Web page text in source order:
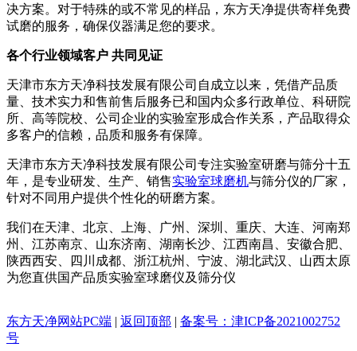
决方案。对于特殊的或不常见的样品，东方天净提供寄样免费
试磨的服务，确保仪器满足您的要求。
各个行业领域客户 共同见证
天津市东方天净科技发展有限公司自成立以来，凭借产品质
量、技术实力和售前售后服务已和国内众多行政单位、科研院
所、高等院校、公司企业的实验室形成合作关系，产品取得众
多客户的信赖，品质和服务有保障。
天津市东方天净科技发展有限公司专注实验室研磨与筛分十五
年，是专业研发、生产、销售实验室球磨机与筛分仪的厂家，
针对不同用户提供个性化的研磨方案。
我们在天津、北京、上海、广州、深圳、重庆、大连、河南郑
州、江苏南京、山东济南、湖南长沙、江西南昌、安徽合肥、
陕西西安、四川成都、浙江杭州、宁波、湖北武汉、山西太原
为您直供国产品质实验室球磨仪及筛分仪
东方天净网站PC端 | 返回顶部 | 备案号：津ICP备2021002752
号